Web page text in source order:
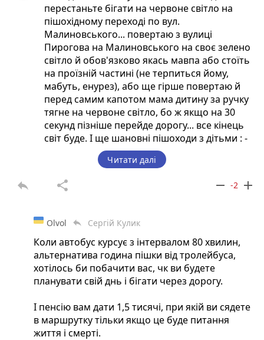
перестаньте бігати на червоне світло на
пішохідному переході по вул.
Малиновського... повертаю з вулиці
Пирогова на Малиновського на своє зелено
світло й обов'язково якась мавпа або стоїть
на проїзній частині (не терпиться йому,
мабуть, енурез), або ще гірше повертаю й
перед самим капотом мама дитину за ручку
тягне на червоне світло, бо ж якщо на 30
секунд пізніше перейде дорогу... все кінець
світ буде. І ще шановні пішоходи з дітьми : -
Не показуйте дурний приклад своїм дітям,
адже потім Ваші ж діти калічаться або гинуть
під колесами, бо ж переходять дорогу так як
мама чи тато показали.
Читати далі
reply share remove -2 add
Olvol reply Сергій Кулик
Коли автобус курсує з інтервалом 80 хвилин,
альтернатива година пішки від тролейбуса,
хотілось би побачити вас, чк ви будете
планувати свій днь і бігати через дорогу.
І пенсію вам дати 1,5 тисячі, при якій ви сядете
в маршрутку тільки якщо це буде питання
життя і смерті.